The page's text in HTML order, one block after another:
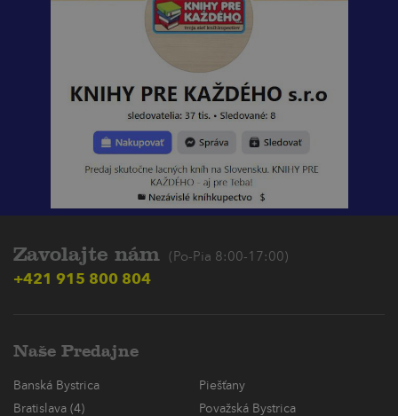
Zavolajte nám (Po-Pia 8:00-17:00)
+421 915 800 804
Naše Predajne
Banská Bystrica
Piešťany
Bratislava (4)
Považská Bystrica